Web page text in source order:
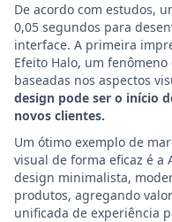
De acordo com estudos,
0,05 segundos para
interface. A primeira
Efeito Halo, um
baseadas nos aspectos
design pode ser o início
novos clientes.
Um ótimo exemplo de
visual de forma eficaz é a
design minimalista,
produtos, agregando
unificada de experiência